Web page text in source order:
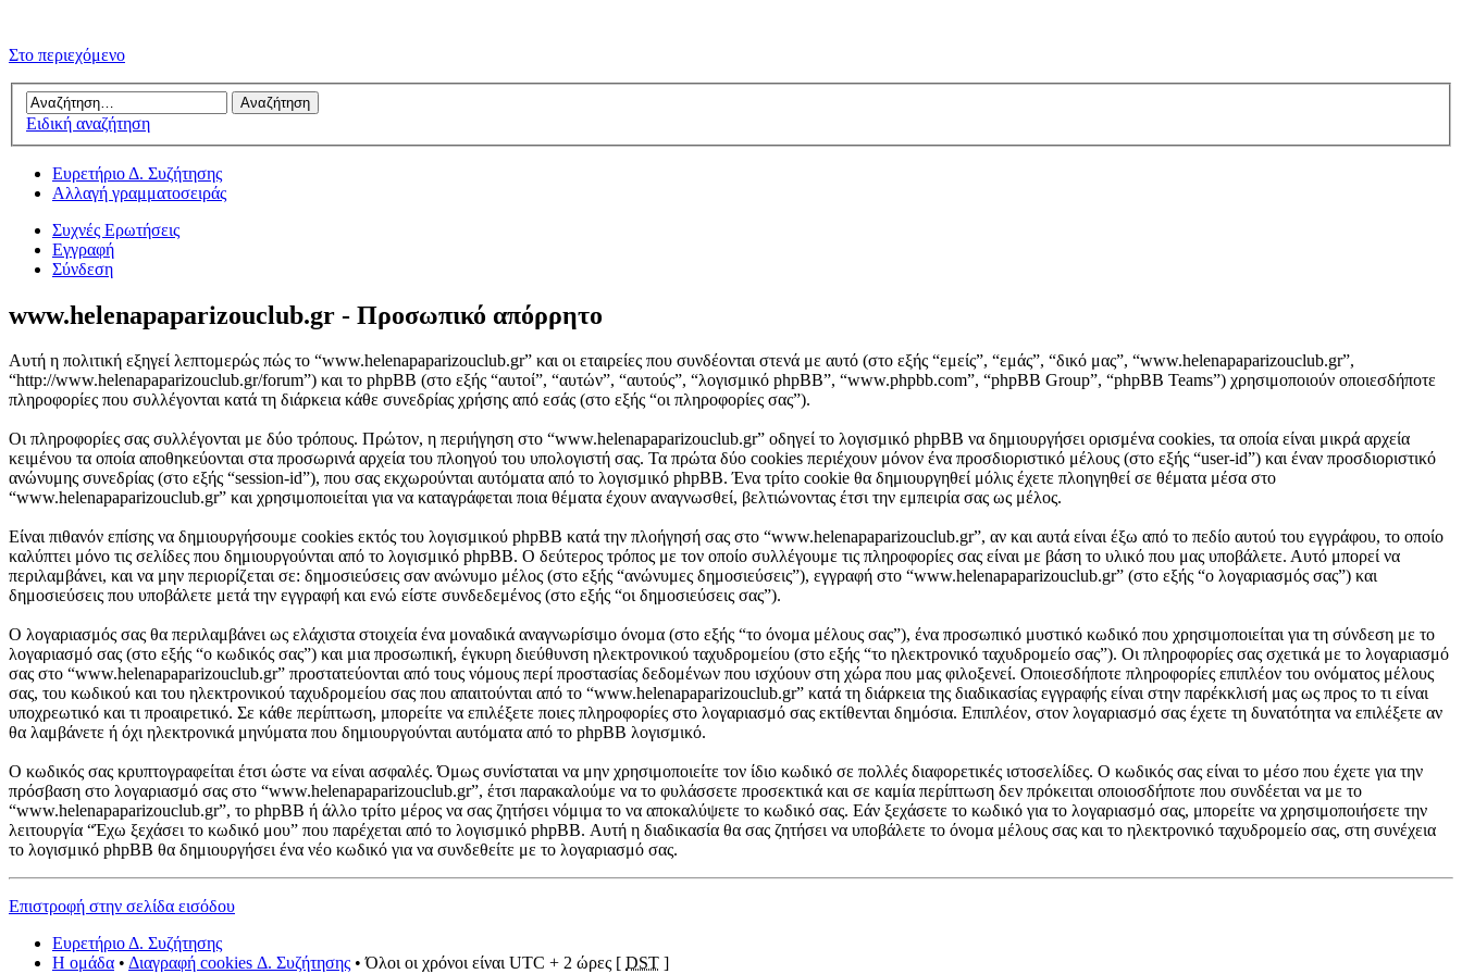
Στο περιεχόμενο
Ειδική αναζήτηση
Ευρετήριο Δ. Συζήτησης
Αλλαγή γραμματοσειράς
Συχνές Ερωτήσεις
Εγγραφή
Σύνδεση
www.helenapaparizouclub.gr - Προσωπικό απόρρητο
Αυτή η πολιτική εξηγεί λεπτομερώς πώς το “www.helenapaparizouclub.gr” και οι εταιρείες που συνδέονται στενά με αυτό (στο εξής “εμείς”, “εμάς”, “δικό μας”, “www.helenapaparizouclub.gr”,
“http://www.helenapaparizouclub.gr/forum”) και το phpBB (στο εξής “αυτοί”, “αυτών”, “αυτούς”, “λογισμικό phpBB”, “www.phpbb.com”, “phpBB Group”, “phpBB Teams”) χρησιμοποιούν οποιεσδήποτε
πληροφορίες που συλλέγονται κατά τη διάρκεια κάθε συνεδρίας χρήσης από εσάς (στο εξής “οι πληροφορίες σας”).
Οι πληροφορίες σας συλλέγονται με δύο τρόπους. Πρώτον, η περιήγηση στο “www.helenapaparizouclub.gr” οδηγεί το λογισμικό phpBB να δημιουργήσει ορισμένα cookies, τα οποία είναι μικρά αρχεία
κειμένου τα οποία αποθηκεύονται στα προσωρινά αρχεία του πλοηγού του υπολογιστή σας. Τα πρώτα δύο cookies περιέχουν μόνον ένα προσδιοριστικό μέλους (στο εξής “user-id”) και έναν προσδιοριστικό
ανώνυμης συνεδρίας (στο εξής “session-id”), που σας εκχωρούνται αυτόματα από το λογισμικό phpBB. Ένα τρίτο cookie θα δημιουργηθεί μόλις έχετε πλοηγηθεί σε θέματα μέσα στο
“www.helenapaparizouclub.gr” και χρησιμοποιείται για να καταγράφεται ποια θέματα έχουν αναγνωσθεί, βελτιώνοντας έτσι την εμπειρία σας ως μέλος.
Είναι πιθανόν επίσης να δημιουργήσουμε cookies εκτός του λογισμικού phpBB κατά την πλοήγησή σας στο “www.helenapaparizouclub.gr”, αν και αυτά είναι έξω από το πεδίο αυτού του εγγράφου, το οποίο
καλύπτει μόνο τις σελίδες που δημιουργούνται από το λογισμικό phpBB. Ο δεύτερος τρόπος με τον οποίο συλλέγουμε τις πληροφορίες σας είναι με βάση το υλικό που μας υποβάλετε. Αυτό μπορεί να
περιλαμβάνει, και να μην περιορίζεται σε: δημοσιεύσεις σαν ανώνυμο μέλος (στο εξής “ανώνυμες δημοσιεύσεις”), εγγραφή στο “www.helenapaparizouclub.gr” (στο εξής “ο λογαριασμός σας”) και
δημοσιεύσεις που υποβάλετε μετά την εγγραφή και ενώ είστε συνδεδεμένος (στο εξής “οι δημοσιεύσεις σας”).
Ο λογαριασμός σας θα περιλαμβάνει ως ελάχιστα στοιχεία ένα μοναδικά αναγνωρίσιμο όνομα (στο εξής “το όνομα μέλους σας”), ένα προσωπικό μυστικό κωδικό που χρησιμοποιείται για τη σύνδεση με το
λογαριασμό σας (στο εξής “ο κωδικός σας”) και μια προσωπική, έγκυρη διεύθυνση ηλεκτρονικού ταχυδρομείου (στο εξής “το ηλεκτρονικό ταχυδρομείο σας”). Οι πληροφορίες σας σχετικά με το λογαριασμό
σας στο “www.helenapaparizouclub.gr” προστατεύονται από τους νόμους περί προστασίας δεδομένων που ισχύουν στη χώρα που μας φιλοξενεί. Οποιεσδήποτε πληροφορίες επιπλέον του ονόματος μέλους
σας, του κωδικού και του ηλεκτρονικού ταχυδρομείου σας που απαιτούνται από το “www.helenapaparizouclub.gr” κατά τη διάρκεια της διαδικασίας εγγραφής είναι στην παρέκκλισή μας ως προς το τι είναι
υποχρεωτικό και τι προαιρετικό. Σε κάθε περίπτωση, μπορείτε να επιλέξετε ποιες πληροφορίες στο λογαριασμό σας εκτίθενται δημόσια. Επιπλέον, στον λογαριασμό σας έχετε τη δυνατότητα να επιλέξετε αν
θα λαμβάνετε ή όχι ηλεκτρονικά μηνύματα που δημιουργούνται αυτόματα από το phpBB λογισμικό.
Ο κωδικός σας κρυπτογραφείται έτσι ώστε να είναι ασφαλές. Όμως συνίσταται να μην χρησιμοποιείτε τον ίδιο κωδικό σε πολλές διαφορετικές ιστοσελίδες. Ο κωδικός σας είναι το μέσο που έχετε για την
πρόσβαση στο λογαριασμό σας στο “www.helenapaparizouclub.gr”, έτσι παρακαλούμε να το φυλάσσετε προσεκτικά και σε καμία περίπτωση δεν πρόκειται οποιοσδήποτε που συνδέεται να με το
“www.helenapaparizouclub.gr”, το phpBB ή άλλο τρίτο μέρος να σας ζητήσει νόμιμα το να αποκαλύψετε το κωδικό σας. Εάν ξεχάσετε το κωδικό για το λογαριασμό σας, μπορείτε να χρησιμοποιήσετε την
λειτουργία “Έχω ξεχάσει το κωδικό μου” που παρέχεται από το λογισμικό phpBB. Αυτή η διαδικασία θα σας ζητήσει να υποβάλετε το όνομα μέλους σας και το ηλεκτρονικό ταχυδρομείο σας, στη συνέχεια
το λογισμικό phpBB θα δημιουργήσει ένα νέο κωδικό για να συνδεθείτε με το λογαριασμό σας.
Επιστροφή στην σελίδα εισόδου
Ευρετήριο Δ. Συζήτησης
Η ομάδα • Διαγραφή cookies Δ. Συζήτησης • Όλοι οι χρόνοι είναι UTC + 2 ώρες [ DST ]